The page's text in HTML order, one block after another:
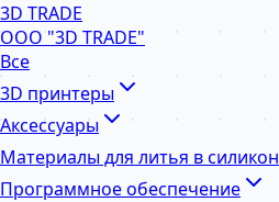
3D TRADE
ООО "3D TRADE"
Все
3D принтеры
Аксессуары
Материалы для литья в силикон
Программное обеспечение